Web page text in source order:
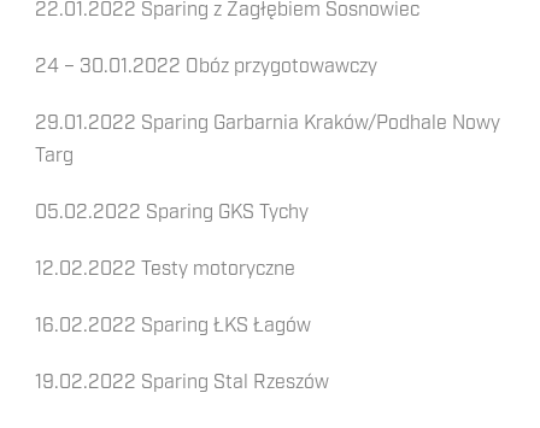
22.01.2022 Sparing z Zagłębiem Sosnowiec
24 – 30.01.2022 Obóz przygotowawczy
29.01.2022 Sparing Garbarnia Kraków/Podhale Nowy
Targ
05.02.2022 Sparing GKS Tychy
12.02.2022 Testy motoryczne
16.02.2022 Sparing ŁKS Łagów
19.02.2022 Sparing Stal Rzeszów